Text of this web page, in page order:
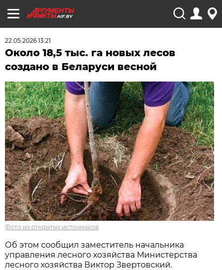
AIF.BY
22.05.2026 13:21
Около 18,5 тыс. га новых лесов
создано в Беларуси весной
Фото из открытых источников
Об этом сообщил заместитель начальника
управления лесного хозяйства Министерства
лесного хозяйства Виктор Звертовский.